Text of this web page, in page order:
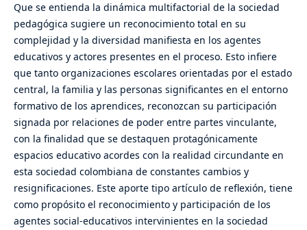
Que se entienda la dinámica multifactorial de la sociedad
pedagógica sugiere un reconocimiento total en su
complejidad y la diversidad manifiesta en los agentes
educativos y actores presentes en el proceso. Esto infiere
que tanto organizaciones escolares orientadas por el estado
central, la familia y las personas significantes en el entorno
formativo de los aprendices, reconozcan su participación
signada por relaciones de poder entre partes vinculante,
con la finalidad que se destaquen protagónicamente
espacios educativo acordes con la realidad circundante en
esta sociedad colombiana de constantes cambios y
resignificaciones. Este aporte tipo artículo de reflexión, tiene
como propósito el reconocimiento y participación de los
agentes social-educativos intervinientes en la sociedad